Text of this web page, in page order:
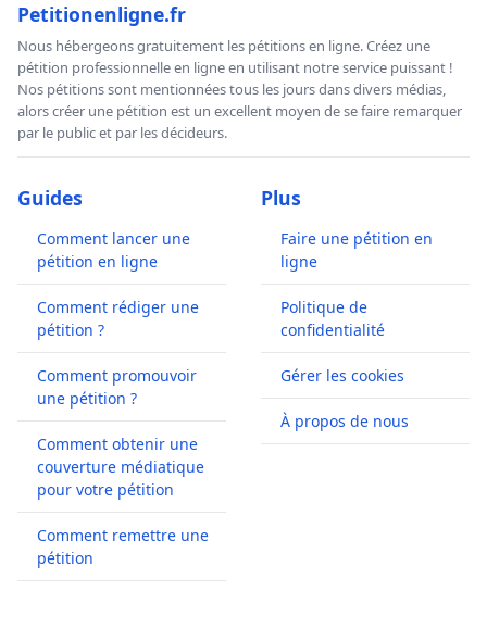
Petitionenligne.fr
Nous hébergeons gratuitement les pétitions en ligne. Créez une
pétition professionnelle en ligne en utilisant notre service puissant !
Nos pétitions sont mentionnées tous les jours dans divers médias,
alors créer une pétition est un excellent moyen de se faire remarquer
par le public et par les décideurs.
Guides
Comment lancer une
pétition en ligne
Comment rédiger une
pétition ?
Comment promouvoir
une pétition ?
Comment obtenir une
couverture médiatique
pour votre pétition
Comment remettre une
pétition
Plus
Faire une pétition en
ligne
Politique de
confidentialité
Gérer les cookies
À propos de nous